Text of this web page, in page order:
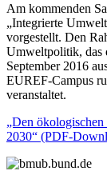
Am kommenden
„Integrierte
vorgestellt. Den
Umweltpolitik, das
September 2016
EUREF-Campus
veranstaltet.
„Den
2030“ (PDF-